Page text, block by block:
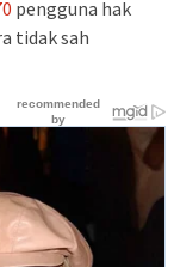
pengguna hak
tidak sah